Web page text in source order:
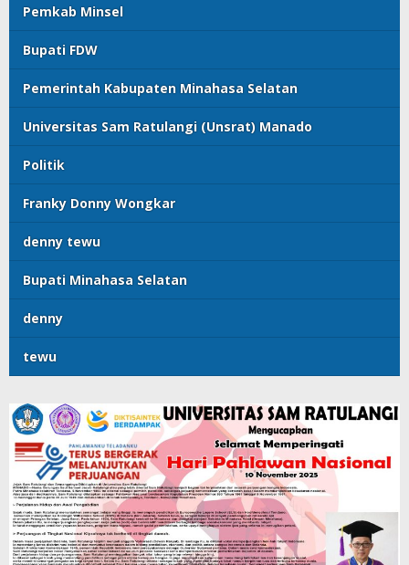
Pemkab Minsel
Bupati FDW
Pemerintah Kabupaten Minahasa Selatan
Universitas Sam Ratulangi (Unsrat) Manado
Politik
Franky Donny Wongkar
denny tewu
Bupati Minahasa Selatan
denny
tewu